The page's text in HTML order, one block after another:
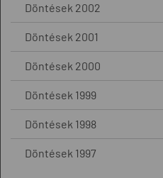
Döntések 2002
Döntések 2001
Döntések 2000
Döntések 1999
Döntések 1998
Döntések 1997